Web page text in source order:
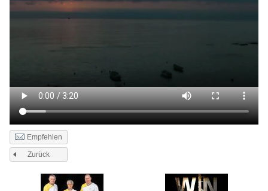
Empfehlen
Zurück
Seiten